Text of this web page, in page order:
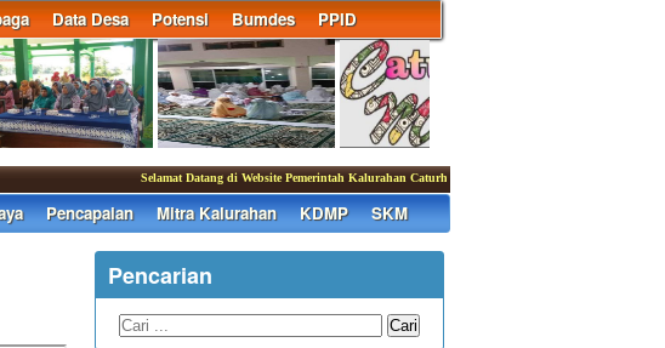
Data Desa Potensi Bumdes PPID
Selamat Datang di Website Pemerintah Kalurahan Caturharjo
Pencapaian Mitra Kalurahan KDMP SKM
Pencarian
Cari